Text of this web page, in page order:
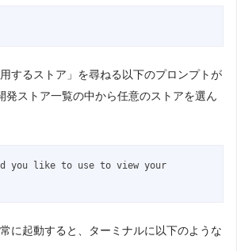
するストア」を尋ねる以下のプロンプトが
発ストア一覧の中から任意のストアを選ん
you like to use to view your
に起動すると、ターミナルに以下のような